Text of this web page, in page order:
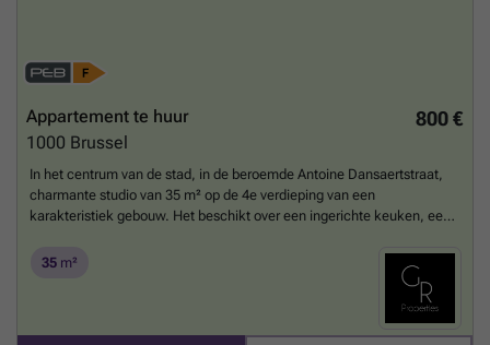
800 €
Appartement te huur
1000 Brussel
In het centrum van de stad, in de beroemde Antoine Dansaertstraat,
charmante studio van 35 m² op de 4e verdieping van een
karakteristiek gebouw. Het beschikt over een ingerichte keuken, een
Huurprijs 800 €/maand Forfaitaire kosten 150 €/maand, alles
inbegrepen (verwarming, water, elektriciteit, gemeenschappelijke
35 m²